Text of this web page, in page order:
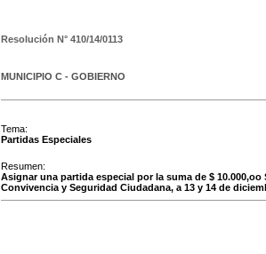
Resolución N° 410/14/0113
MUNICIPIO C - GOBIERNO
Tema:
Partidas Especiales
Resumen:
Asignar una partida especial por la suma de $
Convivencia y Seguridad Ciudadana, a 13 y 14 de